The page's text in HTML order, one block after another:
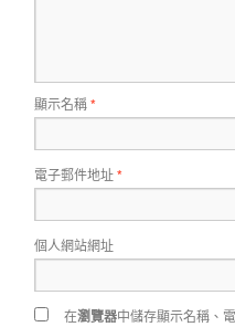
顯示名稱*
電子郵件地址*
個人網站網址
在瀏覽器中儲存顯示名稱、